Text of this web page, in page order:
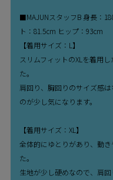
■MAJUNスタッフB 身長：
ト：81.5cm ヒップ：93cm
【着用サイズ：L】
スリムフィットのXLを着用
た。
肩回り、胸回りのサイズ感
のが少し気になります。
【着用サイズ：XL】
全体的にゆとりがあり、動
た。
生地が少し硬めなので、肩